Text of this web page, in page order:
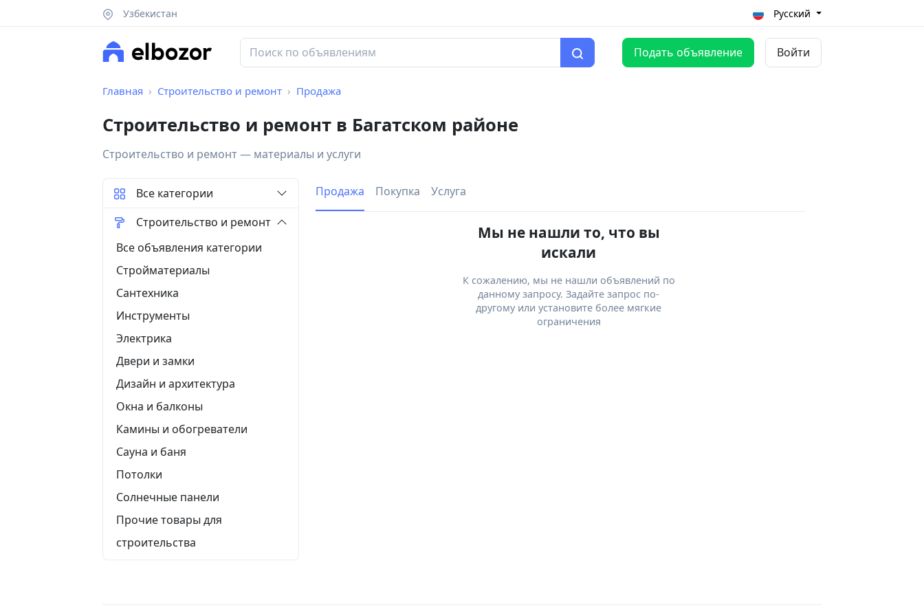
Узбекистан Русский
Подать объявление Войти
Главная Строительство и ремонт Продажа
Строительство и ремонт в Багатском районе
Строительство и ремонт — материалы и услуги
Продажа Покупка Услуга
Мы не нашли то, что вы
искали
К сожалению, мы не нашли объявлений по
данному запросу. Задайте запрос по-
другому или установите более мягкие
ограничения
Все категории
Строительство и ремонт
Все объявления категории
Стройматериалы
Сантехника
Инструменты
Электрика
Двери и замки
Дизайн и архитектура
Окна и балконы
Камины и обогреватели
Сауна и баня
Потолки
Солнечные панели
Прочие товары для
строительства